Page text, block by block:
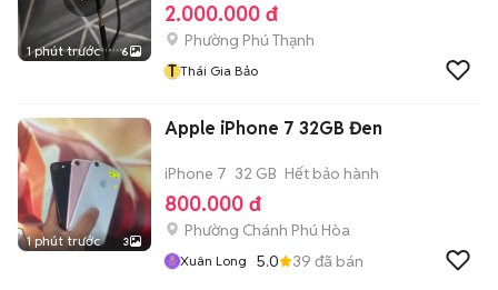
1 phút trước 6
2.000.000 đ
Phường Phú Thạnh
T Thái Gia Bảo
1 phút trước 3
Apple iPhone 7 32GB Đen
iPhone 7 32 GB Hết bảo hành
800.000 đ
Phường Chánh Phú Hòa
Xuân Long 5.0 39 đã bán